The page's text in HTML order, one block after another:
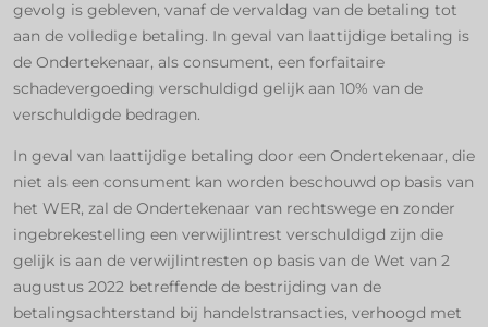
gevolg is gebleven, vanaf de vervaldag van de betaling tot
aan de volledige betaling. In geval van laattijdige betaling is
de Ondertekenaar, als consument, een forfaitaire
schadevergoeding verschuldigd gelijk aan 10% van de
verschuldigde bedragen.
In geval van laattijdige betaling door een Ondertekenaar, die
niet als een consument kan worden beschouwd op basis van
het WER, zal de Ondertekenaar van rechtswege en zonder
ingebrekestelling een verwijlintrest verschuldigd zijn die
gelijk is aan de verwijlintresten op basis van de Wet van 2
augustus 2022 betreffende de bestrijding van de
betalingsachterstand bij handelstransacties, verhoogd met